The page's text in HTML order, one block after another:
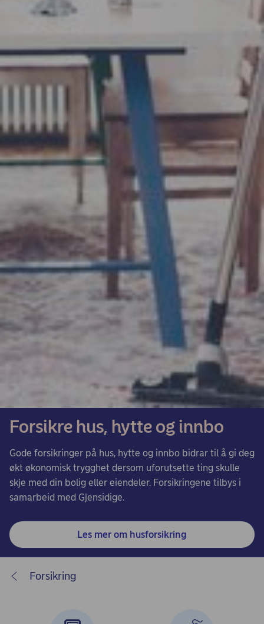
Forsikre hus, hytte og innbo
Gode forsikringer på hus, hytte og innbo bidrar til å gi deg
økt økonomisk trygghet dersom uforutsette ting skulle
skje med din bolig eller eiendeler. Forsikringene tilbys i
samarbeid med Gjensidige.
Les mer om husforsikring
Forsikring